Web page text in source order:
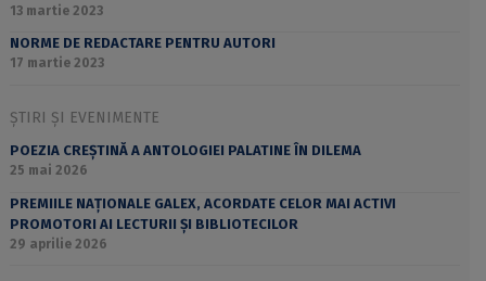
13 martie 2023
NORME DE REDACTARE PENTRU AUTORI
17 martie 2023
ȘTIRI ȘI EVENIMENTE
POEZIA CREȘTINĂ A ANTOLOGIEI PALATINE ÎN DILEMA
25 mai 2026
PREMIILE NAȚIONALE GALEX, ACORDATE CELOR MAI ACTIVI
PROMOTORI AI LECTURII ȘI BIBLIOTECILOR
29 aprilie 2026